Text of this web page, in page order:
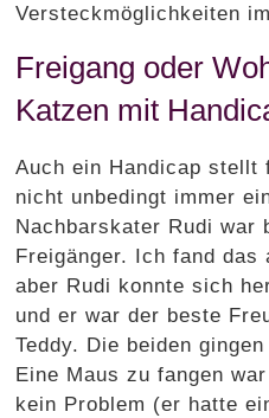
Versteckmöglichkeiten
Freigang oder
Katzen mit
Auch ein Handicap stellt
nicht unbedingt immer
Nachbarskater Rudi war
Freigänger. Ich fand das
aber Rudi konnte sich
und er war der beste
Teddy. Die beiden
Eine Maus zu fangen
kein Problem (er hatte